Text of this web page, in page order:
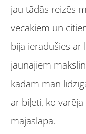
jau tādās reizēs
vecākiem un
bija ieradušies ar
jaunajiem
kādam man
ar biļeti, ko
mājaslapā.